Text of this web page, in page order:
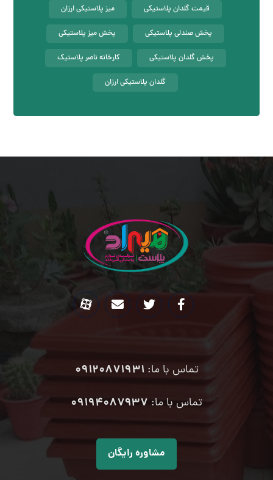
قیمت گلدان پلاستیکی میز پلاستیکی ارزان
پخش صندلی پلاستیکی پخش میز پلاستیکی
پخش گلدان پلاستیکی کارخانه ناصر پلاستیک
گلدان پلاستیکی ارزان
تماس با ما:09120871931
تماس با ما: ۰۹۱۹۴۰۸۷۹۳۷
مشاوره رایگان